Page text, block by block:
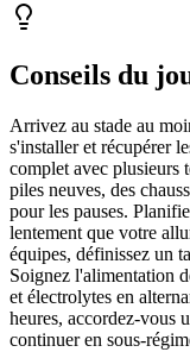
Conseils du
Arrivez au stade au
s'installer et récupérer
complet avec plusieurs
piles neuves, des
pour les pauses.
lentement que votre
équipes, définissez un
Soignez l'alimentation
et électrolytes en
heures, accordez-vous
continuer en sous-